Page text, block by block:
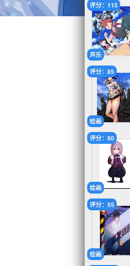
声乐
评分：115
绘画
评分：85
绘画
评分：80
绘画
评分：55